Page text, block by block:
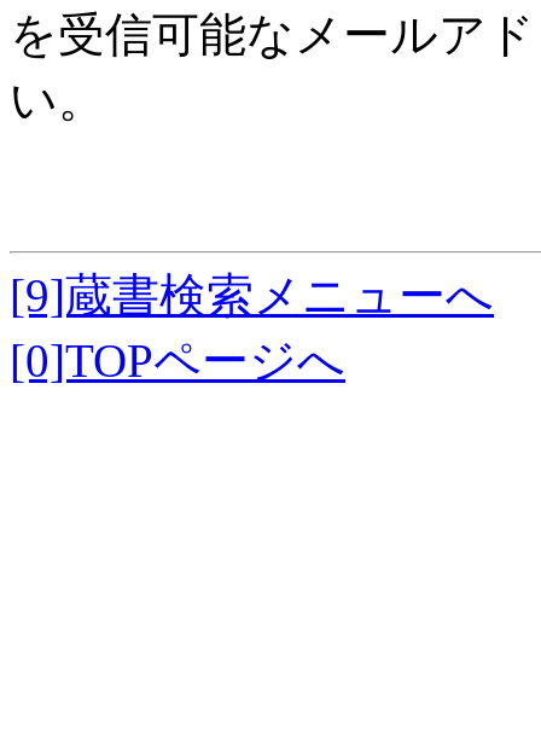
を受信可能なメールア
い。
[9]蔵書検索メニューへ
[0]TOPページへ